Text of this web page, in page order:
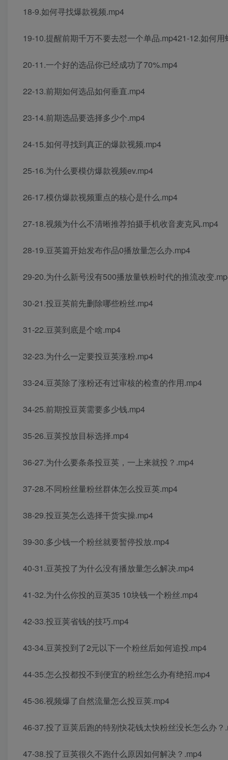
18-9.如何寻找爆款视频.mp4
19-10.提醒前期千万不要去怼一个单品.mp421-12.如何
20-11.一个好的选品你已经成功了70%.mp4
22-13.前期如何选品如何垂直.mp4
23-14.前期选品要选择多少个.mp4
24-15.如何寻找到真正的爆款视频.mp4
25-16.为什么要模仿爆款视频ev.mp4
26-17.模仿爆款视频重点的核心是什么.mp4
27-18.视频为什么不清晰推荐拍摄手机收音麦克风.mp4
28-19.豆英篇开始发布作品0播放量怎么办.mp4
29-20.为什么新号没有500播放量铁粉时代的推流改变
30-21.投豆英前先删除哪些粉丝.mp4
31-22.豆荚到底是个啥.mp4
32-23.为什么一定要投豆英涨粉.mp4
33-24.豆英除了涨粉还有过审核的检查的作用.mp4
34-25.前期投豆荚需要多少钱.mp4
35-26.豆荚投放目标选择.mp4
36-27.为什么要条条投豆英，一上来就投？.mp4
37-28.不同粉丝量粉丝群体怎么投豆英.mp4
38-29.投豆英怎么选择干货实操.mp4
39-30.多少钱一个粉丝就要暂停投放.mp4
40-31.豆英投了为什么没有播放量怎么解决.mp4
41-32.为什么你投的豆英35 10块钱一个粉丝.mp4
42-33.投豆荚省钱的技巧.mp4
43-34.豆荚投到了2元以下一个粉丝后如何追投.mp4
44-35.怎么投都投不到便宜的粉丝怎么办有绝招.mp4
45-36.视频爆了自然流量怎么投豆荚.mp4
46-37.投了豆荚后跑的特别快花钱太快粉丝没长怎么办？
47-38.投了豆英很久不跑什么原因如何解决？.mp4